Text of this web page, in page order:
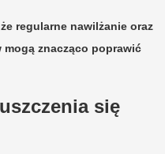
regularne nawilżanie oraz
znacząco poprawić
się